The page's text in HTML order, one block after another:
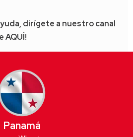
dirígete a nuestro canal
AQUÍ!
Panamá